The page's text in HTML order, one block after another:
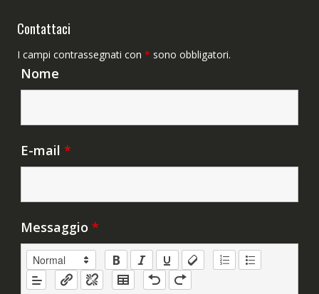
Contattaci
I campi contrassegnati con * sono obbligatori.
Nome
E-mail *
Messaggio *